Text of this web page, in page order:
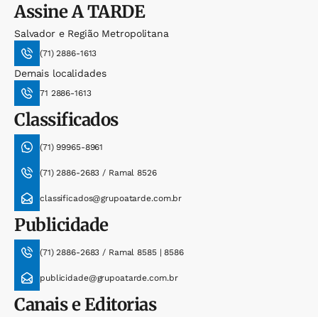
AssineA TARDE
Salvador e Região Metropolitana
(71) 2886-1613
Demais localidades
71 2886-1613
Classificados
(71) 99965-8961
(71) 2886-2683 / Ramal 8526
classificados@grupoatarde.com.br
Publicidade
(71) 2886-2683 / Ramal 8585 | 8586
publicidade@grupoatarde.com.br
Canais e Editorias